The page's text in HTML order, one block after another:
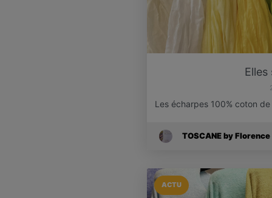
Les écharpes 100% coton
TOSCANE by Florence
ACTU